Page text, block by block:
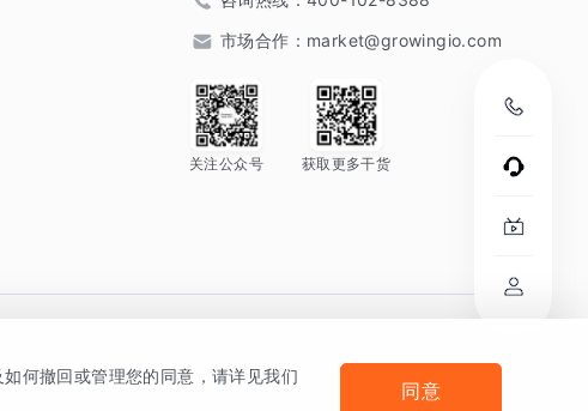
市场合作： market@growingio.com
关注公众号 获取更多干货
法律声明及隐私条款
何撤回或管理您的同意，请详见我们
同意